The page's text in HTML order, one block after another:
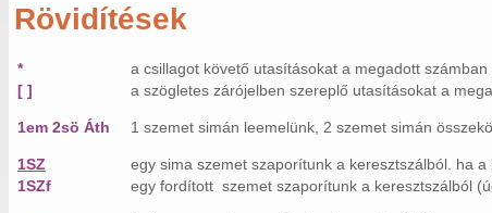
Rövidítések
*
a csillagot követő utasításokat a megadott számban
[ ]
a szögletes zárójelben szereplő utasításokat a
1em 2sö Áth 1 szemet simán leemelünk, 2 szemet simán
1SZ
egy sima szemet szaporítunk a keresztszálból. ha
1SZf
egy fordított szemet szaporítunk a keresztszálból